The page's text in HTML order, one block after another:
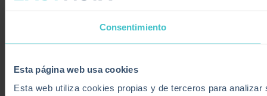
Consentimiento
Esta página web usa cookies
Esta web utiliza cookies propias y de terceros para